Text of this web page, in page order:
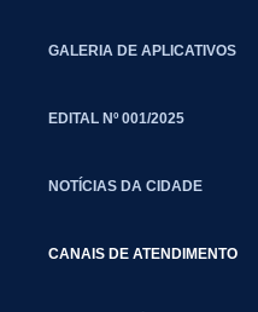
GALERIA DE APLICATIVOS
EDITAL Nº 001/2025
NOTÍCIAS DA CIDADE
CANAIS DE ATENDIMENTO